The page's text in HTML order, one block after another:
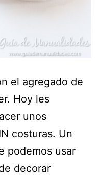
el agregado de
Hoy les
unos
costuras. Un
podemos usar
decorar